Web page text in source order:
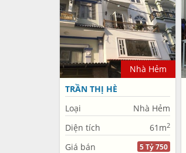
Nhà Hẻm
TRẦN THỊ HÈ
Loại
Nhà Hẻm
Diện tích
61m2
Giá bán 5 Tỷ 750